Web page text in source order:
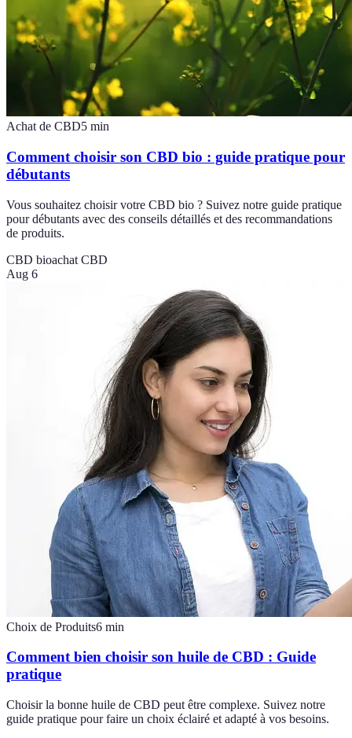
Achat de CBD5 min
Comment choisir son CBD bio : guide pratique pour
débutants
Vous souhaitez choisir votre CBD bio ? Suivez notre guide pratique
pour débutants avec des conseils détaillés et des recommandations
de produits.
CBD bioachat CBD
Aug 6
Choix de Produits6 min
Comment bien choisir son huile de CBD : Guide
pratique
Choisir la bonne huile de CBD peut être complexe. Suivez notre
guide pratique pour faire un choix éclairé et adapté à vos besoins.